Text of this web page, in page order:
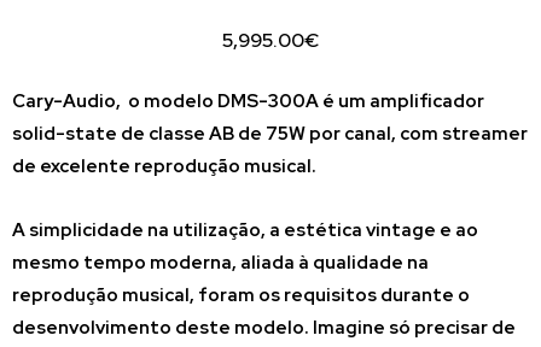
5,995.00€
Cary-Audio, o modelo DMS-300A é um amplificador
solid-state de classe AB de 75W por canal, com streamer
de excelente reprodução musical.
A simplicidade na utilização, a estética vintage e ao
mesmo tempo moderna, aliada à qualidade na
reprodução musical, foram os requisitos durante o
desenvolvimento deste modelo. Imagine só precisar de